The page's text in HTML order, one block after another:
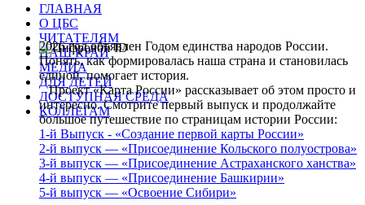
ГЛАВНАЯ
О ЦБС
ЧИТАТЕЛЯМ
НАШ КРАЙ
МЕДИА
ДЛЯ ДЕТЕЙ
ДОСТУПНАЯ СРЕДА
КОЛЛЕГАМ
2026 год объявлен Годом единства народов России.
Понять, как формировалась наша страна и становилась
единой, помогает история.
Проект «Карта России» рассказывает об этом просто и
интересно. Смотрите первый выпуск и продолжайте
большое путешествие по страницам истории России:
1-й Выпуск - «Создание первой карты России»
2-й выпуск — «Присоединение Кольского полуострова»
3-й выпуск — «Присоединение Астраханского ханства»
4-й выпуск — «Присоединение Башкирии»
5-й выпуск — «Освоение Сибири»